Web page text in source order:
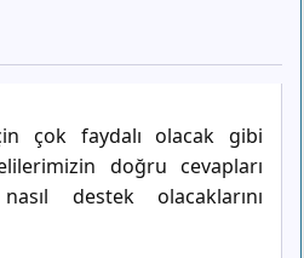
çok faydalı olacak gibi
doğru cevapları
destek olacaklarını